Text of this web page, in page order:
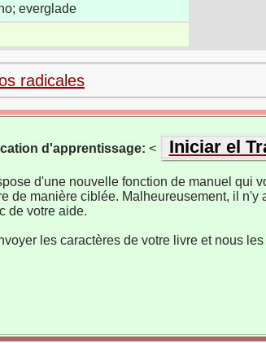
everglade
radicales
d'apprentissage: < Iniciar el
d'une nouvelle fonction de manuel qui
de manière ciblée. Malheureusement, il
de votre aide.
les caractères de votre livre et nous